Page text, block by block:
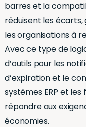
barres et la
réduisent les
les organisations à
Avec ce type de
d’outils pour les
d’expiration et le
systèmes ERP et
répondre aux
économies.